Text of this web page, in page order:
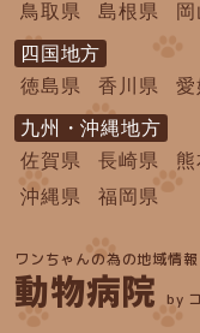
鳥取県
島根県
四国地方
徳島県
香川県 愛
九州・沖縄地方
佐賀県
長崎県 熊
沖縄県
福岡県
ワンちゃんの為の地域情報
動物病院 by